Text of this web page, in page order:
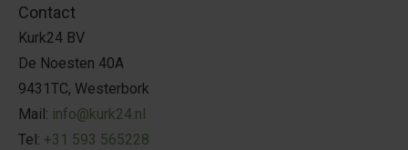
Contact
Kurk24 BV
De Noesten 40A
9431TC, Westerbork
Mail: info@kurk24.nl
Tel: +31 593 565228